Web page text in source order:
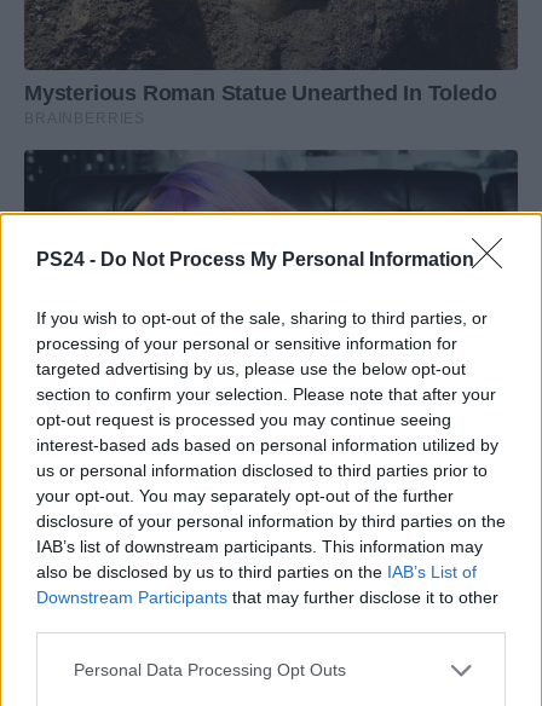
PS24 - Do Not Process My Personal Information
If you wish to opt-out of the sale, sharing to third parties, or
processing of your personal or sensitive information for
targeted advertising by us, please use the below opt-out
section to confirm your selection. Please note that after your
opt-out request is processed you may continue seeing
interest-based ads based on personal information utilized by
us or personal information disclosed to third parties prior to
your opt-out. You may separately opt-out of the further
disclosure of your personal information by third parties on the
IAB’s list of downstream participants. This information may
also be disclosed by us to third parties on the IAB’s List of
Downstream Participants that may further disclose it to other
Personal Data Processing Opt Outs